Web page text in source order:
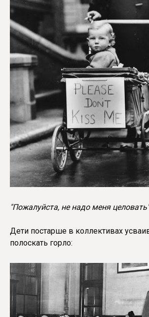
"Пожалуйста, не надо меня целовать"
Дети постарше в коллективах
полоскать горло: